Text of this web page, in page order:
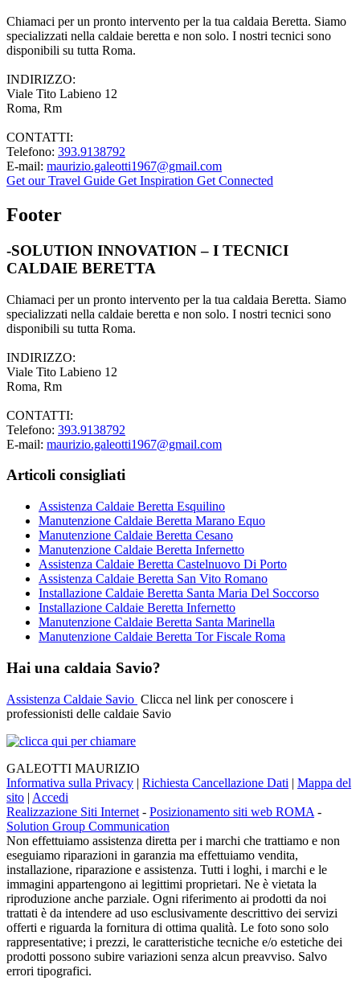
Chiamaci per un pronto intervento per la tua caldaia Beretta. Siamo
specializzati nella caldaie beretta e non solo. I nostri tecnici sono
disponibili su tutta Roma.
INDIRIZZO:
Viale Tito Labieno 12
Roma, Rm
CONTATTI:
Telefono: 393.9138792
E-mail: maurizio.galeotti1967@gmail.com
Get our Travel Guide Get Inspiration Get Connected
Footer
-SOLUTION INNOVATION – I TECNICI
CALDAIE BERETTA
Chiamaci per un pronto intervento per la tua caldaia Beretta. Siamo
specializzati nella caldaie beretta e non solo. I nostri tecnici sono
disponibili su tutta Roma.
INDIRIZZO:
Viale Tito Labieno 12
Roma, Rm
CONTATTI:
Telefono: 393.9138792
E-mail: maurizio.galeotti1967@gmail.com
Articoli consigliati
Assistenza Caldaie Beretta Esquilino
Manutenzione Caldaie Beretta Marano Equo
Manutenzione Caldaie Beretta Cesano
Manutenzione Caldaie Beretta Infernetto
Assistenza Caldaie Beretta Castelnuovo Di Porto
Assistenza Caldaie Beretta San Vito Romano
Installazione Caldaie Beretta Santa Maria Del Soccorso
Installazione Caldaie Beretta Infernetto
Manutenzione Caldaie Beretta Santa Marinella
Manutenzione Caldaie Beretta Tor Fiscale Roma
Hai una caldaia Savio?
Assistenza Caldaie Savio Clicca nel link per conoscere i
professionisti delle caldaie Savio
GALEOTTI MAURIZIO
Informativa sulla Privacy | Richiesta Cancellazione Dati | Mappa del
sito | Accedi
Realizzazione Siti Internet - Posizionamento siti web ROMA -
Solution Group Communication
Non effettuiamo assistenza diretta per i marchi che trattiamo e non
eseguiamo riparazioni in garanzia ma effettuiamo vendita,
installazione, riparazione e assistenza. Tutti i loghi, i marchi e le
immagini appartengono ai legittimi proprietari. Ne è vietata la
riproduzione anche parziale. Ogni riferimento ai prodotti da noi
trattati è da intendere ad uso esclusivamente descrittivo dei servizi
offerti e riguarda la fornitura di ottima qualità. Le foto sono solo
rappresentative; i prezzi, le caratteristiche tecniche e/o estetiche dei
prodotti possono subire variazioni senza alcun preavviso. Salvo
errori tipografici.